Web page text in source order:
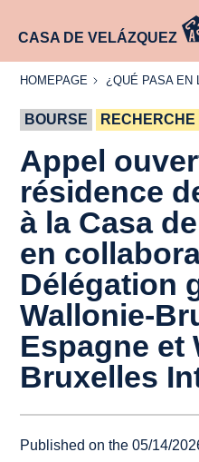
CASA DE VELÁZQUEZ
HOMEPAGE
HOMEPAGE
¿QUÉ
CASA?
¿QUÉ PASA EN
BOURSE
Appel
résidence
à la Casa
en
Délégation
Wallonie-
Espagne et
Bruxelles
Published on the 05/14/